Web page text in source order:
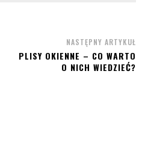
NASTĘPNY ARTYKUŁ
PLISY OKIENNE – CO WARTO
O NICH WIEDZIEĆ?